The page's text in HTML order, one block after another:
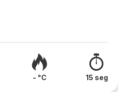
- °C 15 seg